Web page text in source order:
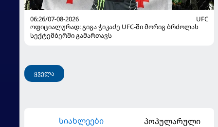
06:26/07-08-2026
UFC
ოფიციალურად: გიგა ჭიკაძე UFC-ში მორიგ ბრძოლას
სექტემბერში გამართავს
ყველა
სიახლეები პოპულარული